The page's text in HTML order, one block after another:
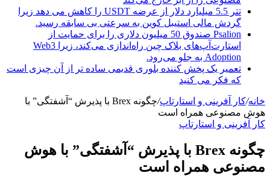
تتر 5.5 میلیارد دلار از عرضه USDT را کاهش می دهد زیرا
گردش مالی استیبل کوین به سرعتی بی سابقه رسید.
Psalion صندوق 50 میلیون دلاری را برای حمایت از
استارت‌آپ‌های بلاک چین راه‌اندازی می‌کند، زیرا Web3
Adoption به جلو می‌رود.
تعمیر یک پخش کننده بلوری قدیمی ساده تر از آن چیزی است
که فکر می کنید
خانه/کار آفرینی و استارتاپ/
چگونه Brex با پذیرش “آشفتگی” با
هوش مصنوعی همراه است
کار آفرینی و استارتاپ
چگونه Brex با پذیرش “آشفتگی” با هوش
مصنوعی همراه است